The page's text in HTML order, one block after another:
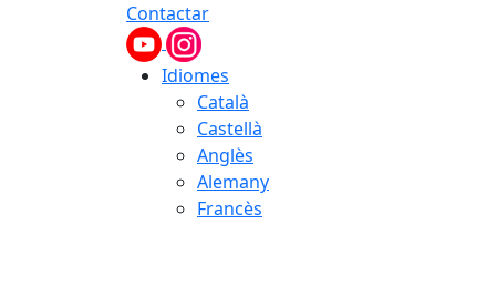
Contactar
Idiomes
Català
Castellà
Anglès
Alemany
Francès